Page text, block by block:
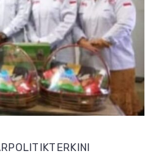
POLITIKTERKINI